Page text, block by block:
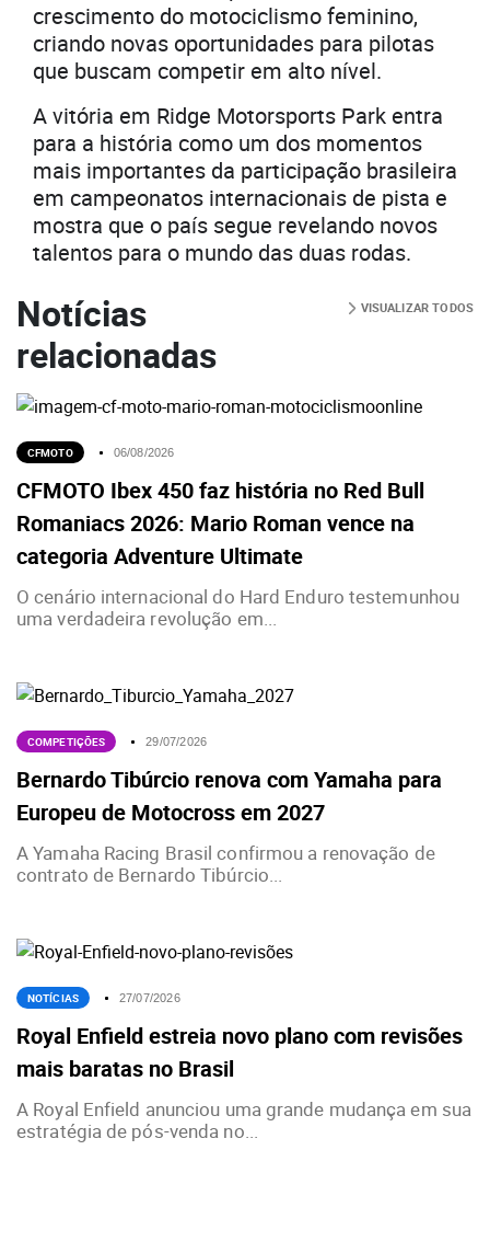
crescimento do motociclismo feminino,
criando novas oportunidades para pilotas
que buscam competir em alto nível.
A vitória em Ridge Motorsports Park entra
para a história como um dos momentos
mais importantes da participação brasileira
em campeonatos internacionais de pista e
mostra que o país segue revelando novos
talentos para o mundo das duas rodas.
Notícias
relacionadas
VISUALIZAR TODOS
CFMOTO 06/08/2026
CFMOTO Ibex 450 faz história no Red Bull
Romaniacs 2026: Mario Roman vence na
categoria Adventure Ultimate
O cenário internacional do Hard Enduro testemunhou
uma verdadeira revolução em...
COMPETIÇÕES 29/07/2026
Bernardo Tibúrcio renova com Yamaha para
Europeu de Motocross em 2027
A Yamaha Racing Brasil confirmou a renovação de
contrato de Bernardo Tibúrcio...
NOTÍCIAS 27/07/2026
Royal Enfield estreia novo plano com revisões
mais baratas no Brasil
A Royal Enfield anunciou uma grande mudança em sua
estratégia de pós-venda no...